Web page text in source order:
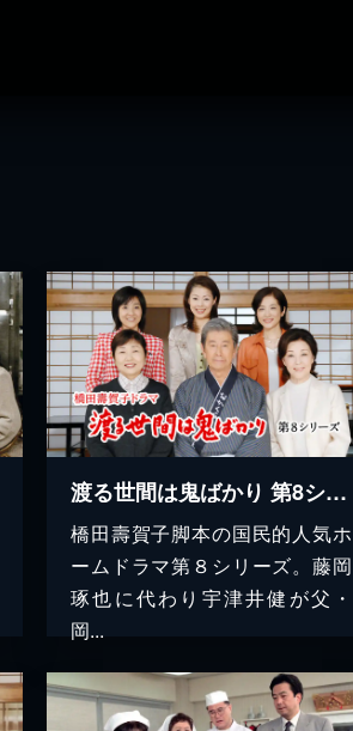
渡る世間は鬼ばかり 第8シリーズ(橋田壽賀子ドラマ)
橋田壽賀子脚本の国民的人気ホ
ームドラマ第８シリーズ。藤岡
琢也に代わり宇津井健が父・
岡...